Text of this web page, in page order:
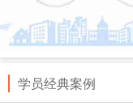
学员经典案例